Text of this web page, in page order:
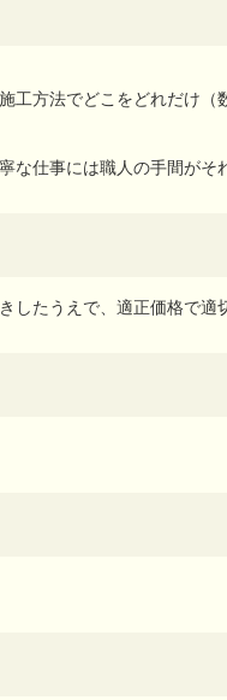
方法でどこをどれだけ
仕事には職人の手間がそ
たうえで、適正価格で適